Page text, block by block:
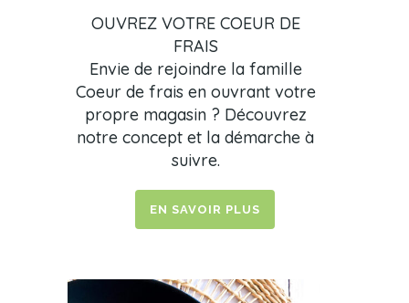
OUVREZ VOTRE COEUR DE
FRAIS
Envie de rejoindre la famille
Coeur de frais en ouvrant votre
propre magasin ? Découvrez
notre concept et la démarche à
suivre.
EN SAVOIR PLUS